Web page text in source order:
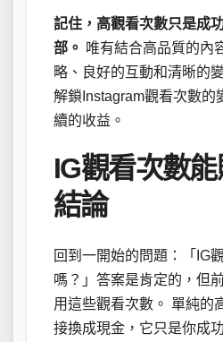
記住，高觀看次數只是成
部。
唯有結合高品質的內
略、良好的互動和清晰的
解鎖Instagram觀看次數的
續的收益。
IG觀看次數
結論
回到一開始的問題：「IG
嗎？」答案是肯定的，但
用這些觀看次數。 單純的
接換成現金，它只是你成